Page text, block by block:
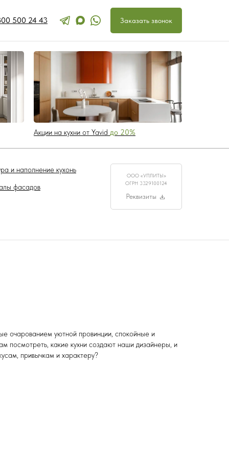
500 24 43 Заказать звонок
Перезвоните мн
Акции на кухни от Yavid до 20%
фасадов
и наполнение кухонь
Реквизиты
ООО «УПЛИТЫ»
ОГРН 3329100124
очарованием уютной провинции, спокойные и
какие кухни создают наши дизайнеры, и
привычкам и характеру?